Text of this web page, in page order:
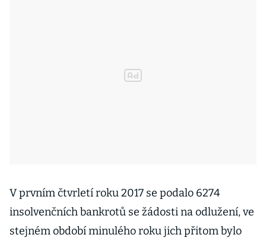
V prvním čtvrletí roku 2017 se podalo 6274
insolvenčních bankrotů se žádosti na odlužení, ve
stejném období minulého roku jich přitom bylo